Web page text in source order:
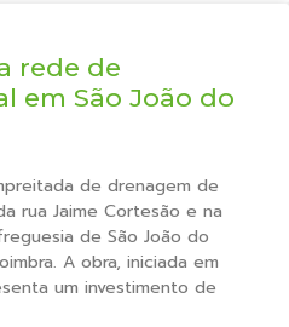
rede de
em São João do
de drenagem de
rua Jaime Cortesão e na
de São João do
A obra, iniciada em
um investimento de